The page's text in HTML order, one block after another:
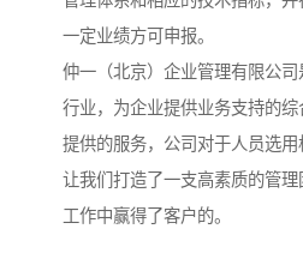
一定业绩方可申报。
仲一（北京）企业管理有限公
行业，为企业提供业务支持的
提供的服务，公司对于人员选
让我们打造了一支高素质的管
工作中赢得了客户的。